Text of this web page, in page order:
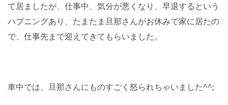
て居ましたが、仕事中、気分が悪くなり、早退するという
ハプニングあり、たまたま旦那さんがお休みで家に居たの
で、仕事先まで迎えてきてもらいました。
車中では、旦那さんにものすごく怒られちゃいました^^;